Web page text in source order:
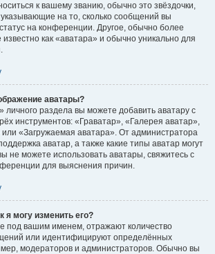
к вашему званию, обычно это звёздочки,
указывающие на то, сколько сообщений вы
на конференции. Другое, обычно более
как «аватара» и обычно уникально для
аватары?
личного раздела вы можете добавить аватару с
инструментов: «Граватар», «Галерея аватар»,
«Загружаемая аватара». От администратора
аватар, а также какие типы аватар могут
не можете использовать аватары, свяжитесь с
для выяснения причин.
я могу изменить его?
под вашим именем, отражают количество
или идентифицируют определённых
модераторов и администраторов. Обычно вы